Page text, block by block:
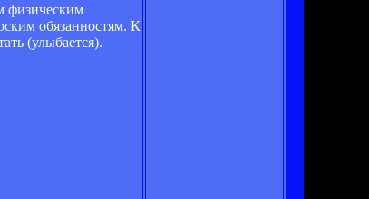
физическим
обязанностям. К
(улыбается).